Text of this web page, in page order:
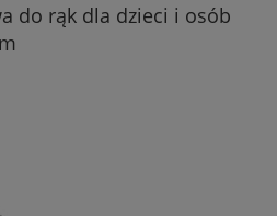
do rąk dla dzieci i osób